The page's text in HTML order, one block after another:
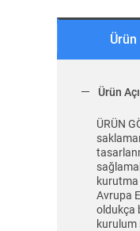
Ürün
ÜRÜN
kurutma
Avrupa
oldukça
kurulum